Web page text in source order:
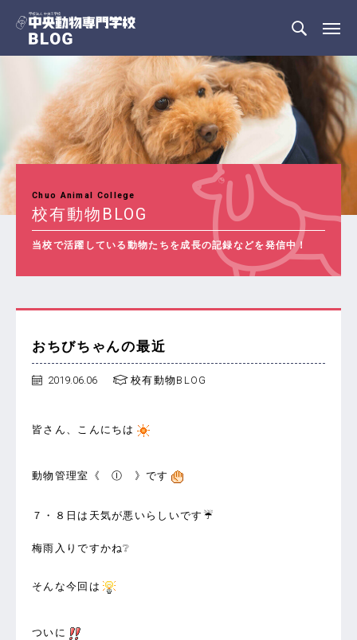
Chuo Animal College
校有動物BLOG
当校で活躍している動物たちを成長の記録などを発信中！
おちびちゃんの最近
2019.06.06 校有動物BLOG
皆さん、こんにちは
動物管理室《 Ⓘ 》です
７・８日は天気が悪いらしいです☔
梅雨入りですかね❔
そんな今回は
ついに